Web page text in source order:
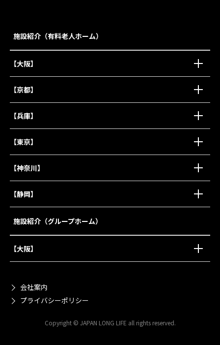
施設紹介（有料老人ホーム）
【大阪】
【京都】
【兵庫】
【東京】
【神奈川】
【静岡】
施設紹介（グループホーム）
【大阪】
会社案内
プライバシーポリシー
Copyright © JAPAN LONG LIFE all rights reserved.